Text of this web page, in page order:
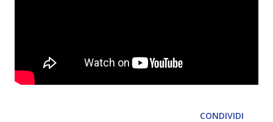
CONDIVIDI